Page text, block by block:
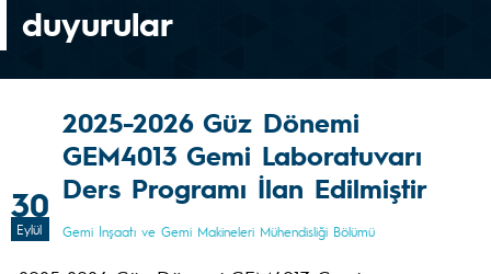
duyurular
30
Eylül
2025-2026 Güz Dönemi
GEM4013 Gemi Laboratuvarı
Ders Programı İlan Edilmiştir
Gemi İnşaatı ve Gemi Makineleri Mühendisliği Bölümü